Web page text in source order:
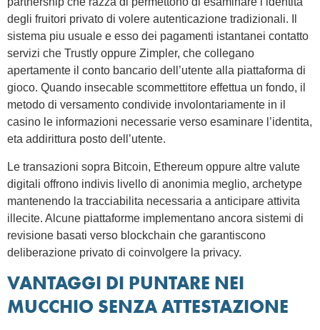
degli fruitori privato di volere autenticazione tradizionali. Il
sistema piu usuale e esso dei pagamenti istantanei contatto
servizi che Trustly oppure Zimpler, che collegano
apertamente il conto bancario dell’utente alla piattaforma di
gioco. Quando insecable scommettitore effettua un fondo, il
metodo di versamento condivide involontariamente in il
casino le informazioni necessarie verso esaminare l’identita,
eta addirittura posto dell’utente.
Le transazioni sopra Bitcoin, Ethereum oppure altre valute
digitali offrono indivis livello di anonimia meglio, archetype
mantenendo la tracciabilita necessaria a anticipare attivita
illecite. Alcune piattaforme implementano ancora sistemi di
revisione basati verso blockchain che garantiscono
deliberazione privato di coinvolgere la privacy.
VANTAGGI DI PUNTARE NEI
MUCCHIO SENZA ATTESTAZIONE